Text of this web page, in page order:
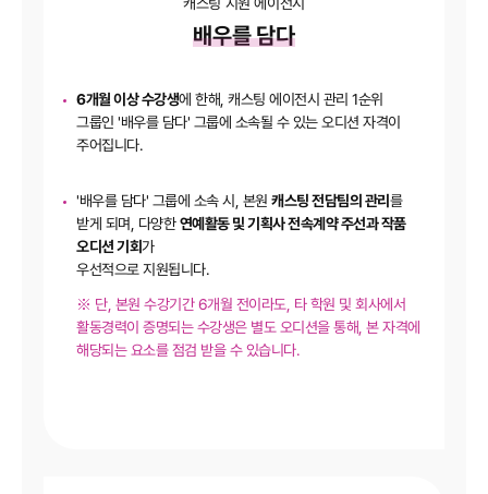
배우를 담다
6개월 이상 수강생에 한해, 캐스팅 에이전시 관리 1순위
그룹인 '배우를 담다' 그룹에 소속될 수 있는 오디션 자격이
주어집니다.
'배우를 담다' 그룹에 소속 시, 본원캐스팅 전담팀의 관리를
받게 되며, 다양한연예활동 및 기획사 전속계약 주선과 작품
오디션 기회가
우선적으로 지원됩니다.
※ 단, 본원 수강기간 6개월 전이라도, 타 학원 및 회사에서
활동경력이 증명되는 수강생은 별도 오디션을 통해, 본 자격에
해당되는 요소를 점검 받을 수 있습니다.